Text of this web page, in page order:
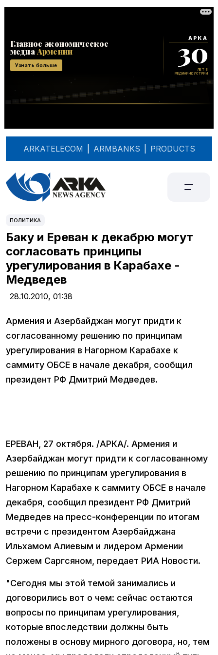
ARKATELECOM ARMBANKS PRODUCTS
ПОЛИТИКА
Баку и Ереван к декабрю могут
согласовать принципы
урегулирования в Карабахе -
Медведев
28.10.2010, 01:38
Армения и Азербайджан могут придти к
согласованному решению по принципам
урегулирования в Нагорном Карабахе к
саммиту ОБСЕ в начале декабря, сообщил
президент РФ Дмитрий Медведев.
ЕРЕВАН, 27 октября. /АРКА/. Армения и
Азербайджан могут придти к согласованному
решению по принципам урегулирования в
Нагорном Карабахе к саммиту ОБСЕ в начале
декабря, сообщил президент РФ Дмитрий
Медведев на пресс-конференции по итогам
встречи с президентом Азербайджана
Ильхамом Алиевым и лидером Армении
Сержем Саргсяном, передает РИА Новости.
"Сегодня мы этой темой занимались и
договорились вот о чем: сейчас остаются
вопросы по принципам урегулирования,
которые впоследствии должны быть
положены в основу мирного договора, но, тем